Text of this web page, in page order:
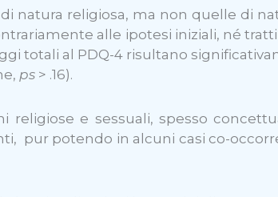
natura religiosa, ma non quelle di
alle ipotesi iniziali, né
totali al PDQ-4 risultano
ps > .16).
religiose e sessuali, spesso
pur potendo in alcuni casi co-